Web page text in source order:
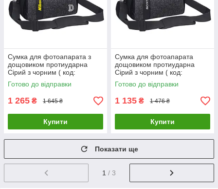
Сумка для фотоапарата з
дощовиком протиударна
Сірий з чорним ( код:
IBF058SB1 )
Готово до відправки
1 265 ₴ 1 645 ₴
Купити
Сумка для фотоапарата
дощовиком протиударна
Сірий з чорним ( код:
IBF059SB )
Готово до відправки
1 135 ₴ 1 476 ₴
Купити
Показати ще
1 / 3